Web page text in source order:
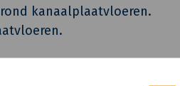
kanaalplaatvloeren.